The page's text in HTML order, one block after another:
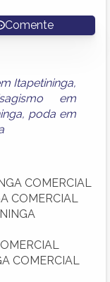
Comente
Itapetininga,
em
, poda em
COMERCIAL
COMERCIAL
COMERCIAL